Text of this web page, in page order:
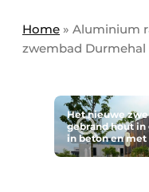
Home » Aluminium
zwembad Durmehal
Het nieuwe
gebrand hout in
in beton en